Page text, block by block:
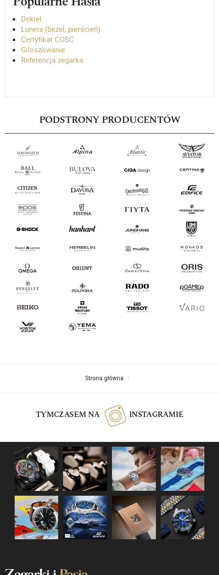
Dekiel
Luneta (bezel, pierścień)
Certyfikat COSC
Giloszowanie
Referencja zegarka
PODSTRONY PRODUCENTÓW
Strona główna
TYMCZASEM NA INSTAGRAMIE